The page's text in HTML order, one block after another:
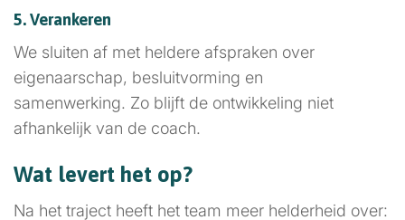
5. Verankeren
We sluiten af met heldere afspraken over
eigenaarschap, besluitvorming en
samenwerking. Zo blijft de ontwikkeling niet
afhankelijk van de coach.
Wat levert het op?
Na het traject heeft het team meer helderheid over: